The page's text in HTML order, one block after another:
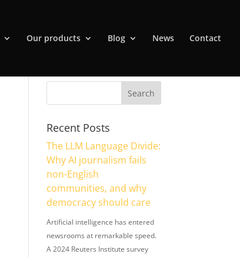
Our products Blog News Contact
Recent Posts
The LLM Language Divide:
Why AI journalism fails
non-English
communities, and why
democracy should care
Artificial intelligence has entered
newsrooms at remarkable speed.
A 2024 Reuters Institute survey